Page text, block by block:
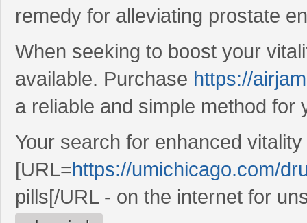
remedy for alleviating prostate
When seeking to boost your
available. Purchase https://
a reliable and simple method for
Your search for enhanced
[URL=https://umichicago.com/
pills[/URL - on the internet for